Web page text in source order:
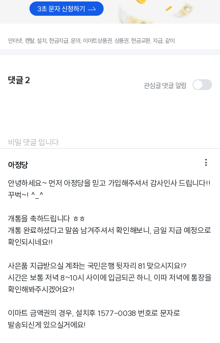
인터넷, 렌탈, 설치, 현금지급, 문의, 이마트상품권, 상품권, 현금교환, 지급, 같이
댓글2 관심글 댓글 알림
비밀 댓글 입니다.
아정당 
안녕하세요~ 먼저 아정당을 믿고 가입해주셔서 감사인사 드립니다!!
꾸벅~! ^_^
개통을 축하드립니다 ㅎㅎ
개통 완료하셨다고 말씀 남겨주셔서 확인해보니, 금일 지급 예정으로
확인되시네요!!
사은품 지급받으실 계좌는 국민은행 뒷자리 81 맞으시지요!?
시간은 보통 저녁 8~10시 사이에 입금되곤 하니, 이따 저녁에 통장을
확인해봐주시겠어요?!
이마트 금액권의 경우, 설치후 1577-0038 번호로 문자로
발송되신게 있으실거에요!